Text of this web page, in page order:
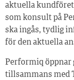
aktuella
som konsult på
ska ingås, tydlig
för den aktuella
Performiq öppnar
tillsammans med